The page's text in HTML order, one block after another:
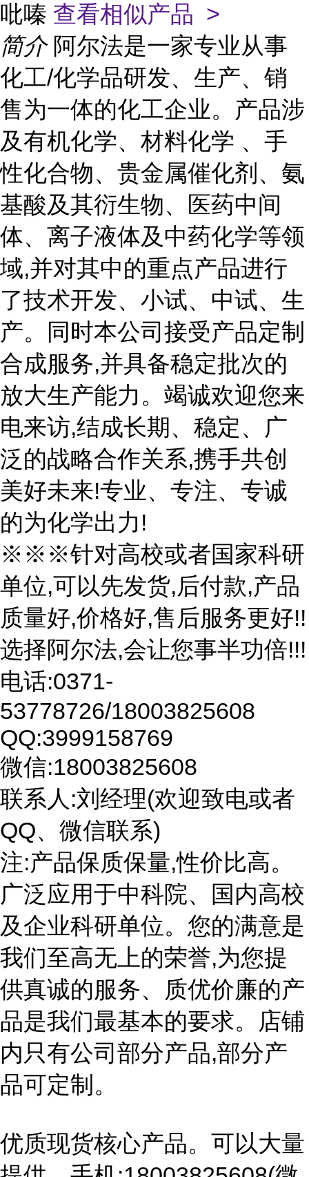
吡嗪 查看相似产品 >
简介 阿尔法是一家专业从事
化工/化学品研发、生产、销
售为一体的化工企业。产品涉
及有机化学、材料化学 、手
性化合物、贵金属催化剂、氨
基酸及其衍生物、医药中间
体、离子液体及中药化学等领
域,并对其中的重点产品进行
了技术开发、小试、中试、生
产。同时本公司接受产品定制
合成服务,并具备稳定批次的
放大生产能力。竭诚欢迎您来
电来访,结成长期、稳定、广
泛的战略合作关系,携手共创
美好未来!专业、专注、专诚
的为化学出力!
※※※针对高校或者国家科研
单位,可以先发货,后付款,产品
质量好,价格好,售后服务更好!!
选择阿尔法,会让您事半功倍!!!
电话:0371-
53778726/18003825608
QQ:3999158769
微信:18003825608
联系人:刘经理(欢迎致电或者
QQ、微信联系)
注:产品保质保量,性价比高。
广泛应用于中科院、国内高校
及企业科研单位。您的满意是
我们至高无上的荣誉,为您提
供真诚的服务、质优价廉的产
品是我们最基本的要求。店铺
内只有公司部分产品,部分产
品可定制。
优质现货核心产品。可以大量